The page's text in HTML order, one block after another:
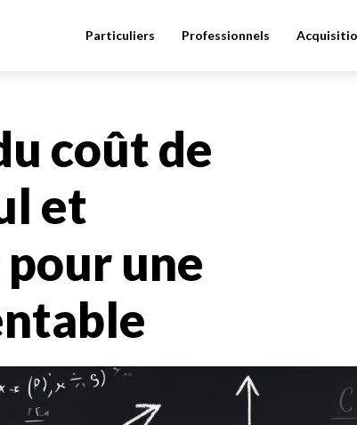
Particuliers Professionnels
coût de
et
une